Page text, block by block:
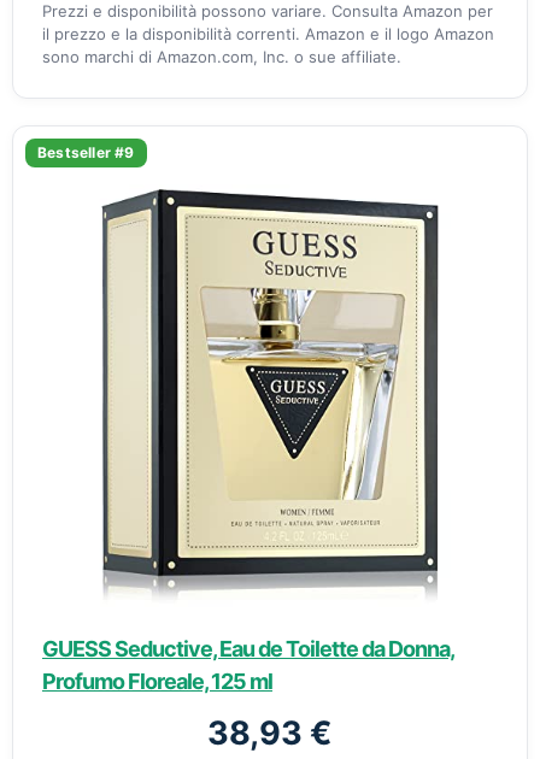
Prezzi e disponibilità possono variare. Consulta Amazon per
il prezzo e la disponibilità correnti. Amazon e il logo Amazon
sono marchi di Amazon.com, Inc. o sue affiliate.
Bestseller #9
GUESS Seductive, Eau de Toilette da Donna,
Profumo Floreale, 125 ml
38,93 €